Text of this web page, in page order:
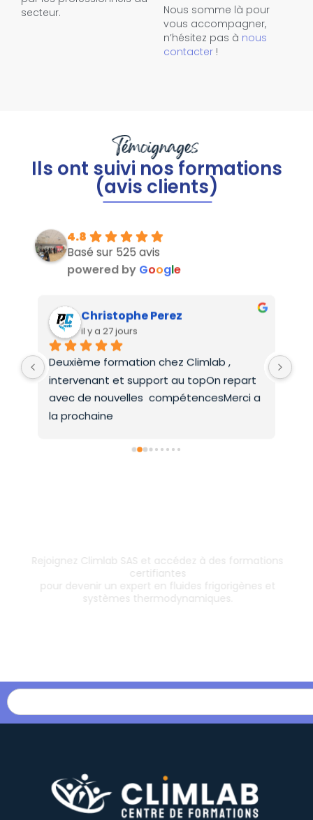
secteur.
Nous somme là pour
vous accompagner,
n’hésitez pas à nous
contacter !
Témoignages
Ils ont suivi nos formations
(avis clients)
4.8
Basé sur 525 avis
powered by Google
Christophe Perez
il y a 27 jours
Deuxième formation chez Climlab ,
intervenant et support au topOn repart
avec de nouvelles  compétencesMerci a
la prochaine
Rejoignez Climlab SAS et accédez à des formations
certifiantes
pour devenir un expert en fluides frigorigènes et
systèmes thermodynamiques.